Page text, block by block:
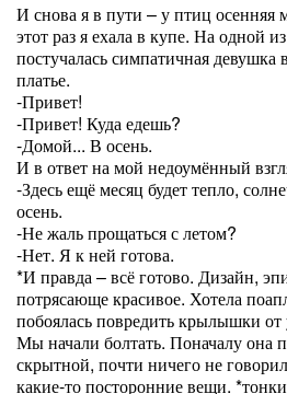
И снова я в пути – у птиц осенняя
этот раз я ехала в купе. На одной
постучалась симпатичная девушка
платье.
-Привет!
-Привет! Куда едешь?
-Домой... В осень.
И в ответ на мой недоумённый
-Здесь ещё месяц будет тепло,
осень.
-Не жаль прощаться с летом?
-Нет. Я к ней готова.
*И правда – всё готово. Дизайн,
потрясающе красивое. Хотела
побоялась повредить крылышки от
Мы начали болтать. Поначалу она
скрытной, почти ничего не
какие-то посторонние вещи.